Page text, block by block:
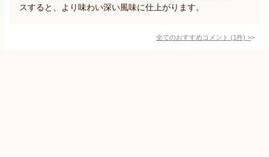
スすると、より味わい深い風味に仕上がります。
全てのおすすめコメント (1件) >